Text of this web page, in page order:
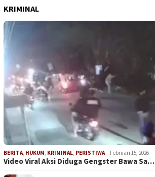
KRIMINAL
BERITA, HUKUM, KRIMINAL, PERISTIWA Februari 15, 2026
Video Viral Aksi Diduga Gengster Bawa Sa…